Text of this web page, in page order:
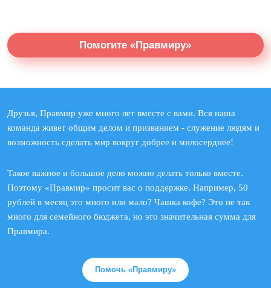
Помогите «Правмиру»
Друзья, Правмир уже много лет вместе с вами. Вся наша
команда живет общим делом и призванием - служение людям и
возможность сделать мир вокруг добрее и милосерднее!
Такое важное и большое дело можно делать только вместе.
Поэтому «Правмир» просит вас о поддержке. Например, 50
рублей в месяц это много или мало? Чашка кофе? Это не так
много для семейного бюджета, но это значительная сумма для
Правмира.
Помочь «Правмиру»